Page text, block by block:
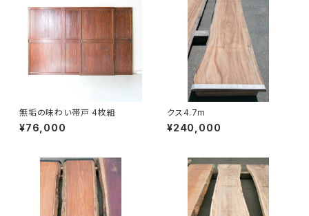
無垢の味わい帯戸 4枚組
¥76,000
クス4.7m
¥240,000